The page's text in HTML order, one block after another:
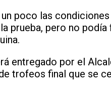
poco las
prueba, pero no
entregado por el
trofeos final que se